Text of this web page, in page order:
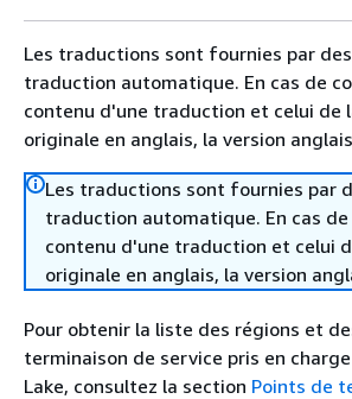
Les traductions sont fournies par
traduction automatique. En cas de
contenu d'une traduction et celui de
originale en anglais, la version
Les traductions sont fournies par
traduction automatique. En cas
contenu d'une traduction et celui
originale en anglais, la version
Pour obtenir la liste des régions et
terminaison de service pris en
Lake, consultez la section Points de